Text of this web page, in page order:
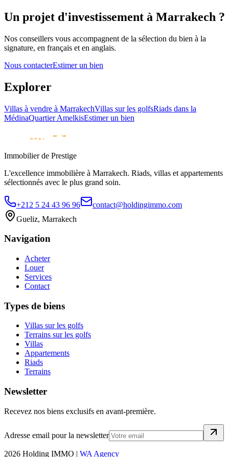
Un projet d'investissement à Marrakech ?
Nos conseillers vous accompagnent de la sélection du bien à la
signature, en français et en anglais.
Nous contacterEstimer un bien
Explorer
Villas à vendre à MarrakechVillas sur les golfsRiads dans la
MédinaQuartier AmelkisEstimer un bien
Immobilier de Prestige
L'excellence immobilière à Marrakech. Riads, villas et appartements
sélectionnés avec le plus grand soin.
+212 5 24 43 96 96
contact@holdingimmo.com
Gueliz, Marrakech
Navigation
Acheter
Louer
Services
Contact
Types de biens
Villas sur les golfs
Terrains sur les golfs
Villas
Appartements
Riads
Terrains
Newsletter
Recevez nos biens exclusifs en avant-première.
Adresse email pour la newsletter
2026 Holding IMMO | WA Agency